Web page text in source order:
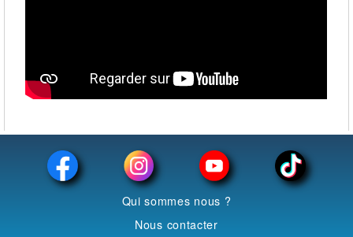
Qui sommes nous ?
Nous contacter